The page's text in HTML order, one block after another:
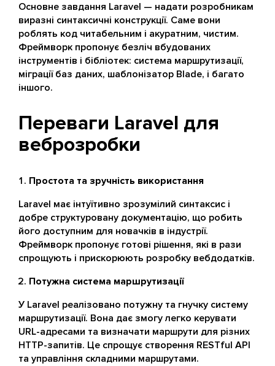
Основне завдання Laravel — надати розробникам
виразні синтаксичні конструкції. Саме вони
роблять код читабельним і акуратним, чистим.
Фреймворк пропонує безліч вбудованих
інструментів і бібліотек: система маршрутизації,
міграції баз даних, шаблонізатор Blade, і багато
іншого.
Переваги Laravel для
веброзробки
Простота та зручність використання
Laravel має інтуїтивно зрозумілий синтаксис і
добре структуровану документацію, що робить
його доступним для новачків в індустрії.
Фреймворк пропонує готові рішення, які в рази
спрощують і прискорюють розробку вебдодатків.
Потужна система маршрутизації
У Laravel реалізовано потужну та гнучку систему
маршрутизації. Вона дає змогу легко керувати
URL-адресами та визначати маршрути для різних
HTTP-запитів. Це спрощує створення RESTful API
та управління складними маршрутами.